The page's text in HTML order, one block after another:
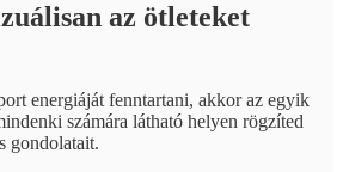
az ötleteket
energiáját fenntartani, akkor az egyik
számára látható helyen rögzíted
gondolatait.